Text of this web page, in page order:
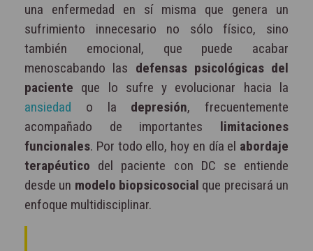
una enfermedad en sí misma que genera un
sufrimiento innecesario no sólo físico, sino
también emocional, que puede acabar
menoscabando las defensas psicológicas del
paciente que lo sufre y evolucionar hacia la
ansiedad o la depresión, frecuentemente
acompañado de importantes limitaciones
funcionales. Por todo ello, hoy en día el abordaje
terapéutico del paciente con DC se entiende
desde un modelo biopsicosocial que precisará un
enfoque multidisciplinar.